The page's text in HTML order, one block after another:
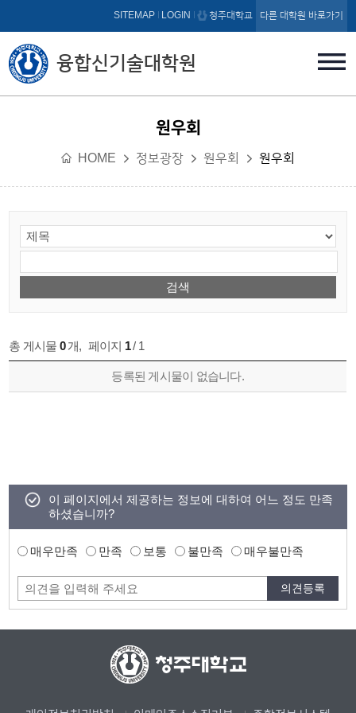
본문 바로가기
융합신기술대학원
SITEMAP LOGIN 청주대학교 다른 대학원 바로가기
원우회
HOME 정보광장 원우회 원우회
총 게시물 0개, 페이지 1/ 1
등록된 게시물이 없습니다.
이 페이지에서 제공하는 정보에 대하여 어느 정도 만족
하셨습니까?
매우만족 만족 보통 불만족 매우불만족